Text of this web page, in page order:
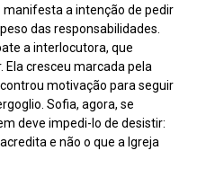
manifesta a intenção de pedir
das responsabilidades.
a interlocutora, que
cresceu marcada pela
motivação para seguir
Sofia, agora, se
deve impedi-lo de desistir:
e não o que a Igreja